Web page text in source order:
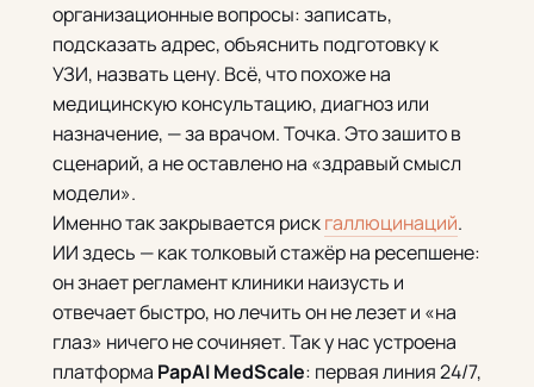
организационные вопросы: записать,
подсказать адрес, объяснить подготовку к
УЗИ, назвать цену. Всё, что похоже на
медицинскую консультацию, диагноз или
назначение, — за врачом. Точка. Это зашито в
сценарий, а не оставлено на «здравый смысл
модели».
Именно так закрывается рискгаллюцинаций.
ИИ здесь — как толковый стажёр на ресепшене:
он знает регламент клиники наизусть и
отвечает быстро, но лечить он не лезет и «на
глаз» ничего не сочиняет. Так у нас устроена
платформа PapAI MedScale: первая линия 24/7,